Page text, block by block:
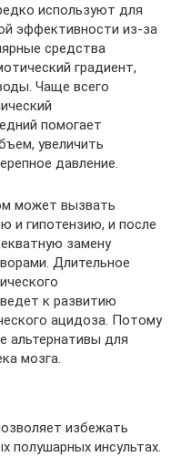
используют для
эффективности из-за
средства
градиент,
Чаще всего
помогает
увеличить
давление.
может вызвать
и гипотензию, и после
замену
Длительное
к развитию
ацидоза. Потому
альтернативы для
мозга.
избежать
полушарных инсультах.